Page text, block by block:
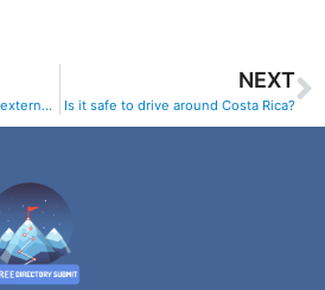
How to protect cables from external damage ?
NEXT
Is it safe to drive around Costa Rica?